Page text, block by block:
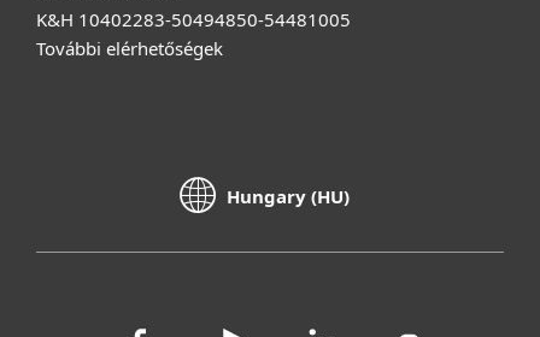
K&H 10402283-50494850-54481005
További elérhetőségek
Hungary (HU)